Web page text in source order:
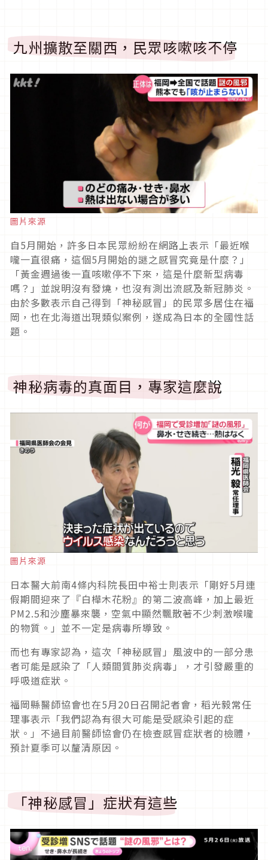
九州擴散至關西，民眾咳嗽咳不停
圖片來源
自5月開始，許多日本民眾紛紛在網路上表示「最近喉
嚨一直很痛，這個5月開始的謎之感冒究竟是什麼？」
「黃金週過後一直咳嗽停不下來，這是什麼新型病毒
嗎？」並說明沒有發燒，也沒有測出流感及新冠肺炎。
由於多數表示自己得到「神秘感冒」的民眾多居住在福
岡，也在北海道出現類似案例，遂成為日本的全國性話
題。
神秘病毒的真面目，專家這麼說
圖片來源
日本醫大前南4條内科院長田中裕士則表示「剛好5月連
假期間迎來了『白樺木花粉』的第二波高峰，加上最近
PM2.5和沙塵暴來襲，空氣中顯然飄散著不少刺激喉嚨
的物質。」並不一定是病毒所導致。
而也有專家認為，這次「神秘感冒」風波中的一部分患
者可能是感染了「人類間質肺炎病毒」，才引發嚴重的
呼吸道症狀。
福岡縣醫師協會也在5月20日召開記者會，稻光毅常任
理事表示「我們認為有很大可能是受感染引起的症
狀。」不過目前醫師協會仍在檢查感冒症狀者的檢體，
預計夏季可以釐清原因。
「神秘感冒」症狀有這些